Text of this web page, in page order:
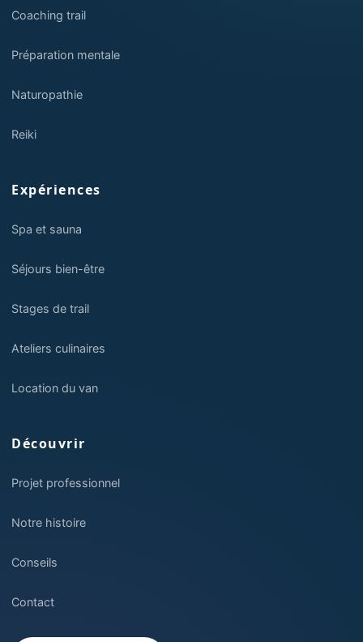
Coaching trail
Préparation mentale
Naturopathie
Reiki
Expériences
Spa et sauna
Séjours bien-être
Stages de trail
Ateliers culinaires
Location du van
Découvrir
Projet professionnel
Notre histoire
Conseils
Contact